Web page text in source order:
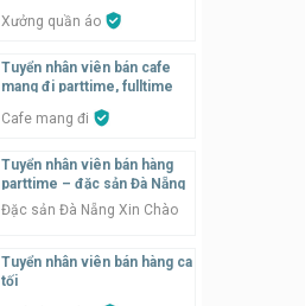
Xưởng quần áo
Tuyển nhân viên bán cafe
mang đi parttime, fulltime
Cafe mang đi
Tuyển nhân viên bán hàng
parttime – đặc sản Đà Nẵng
Đặc sản Đà Nẵng Xin Chào
Tuyển nhân viên bán hàng ca
tối